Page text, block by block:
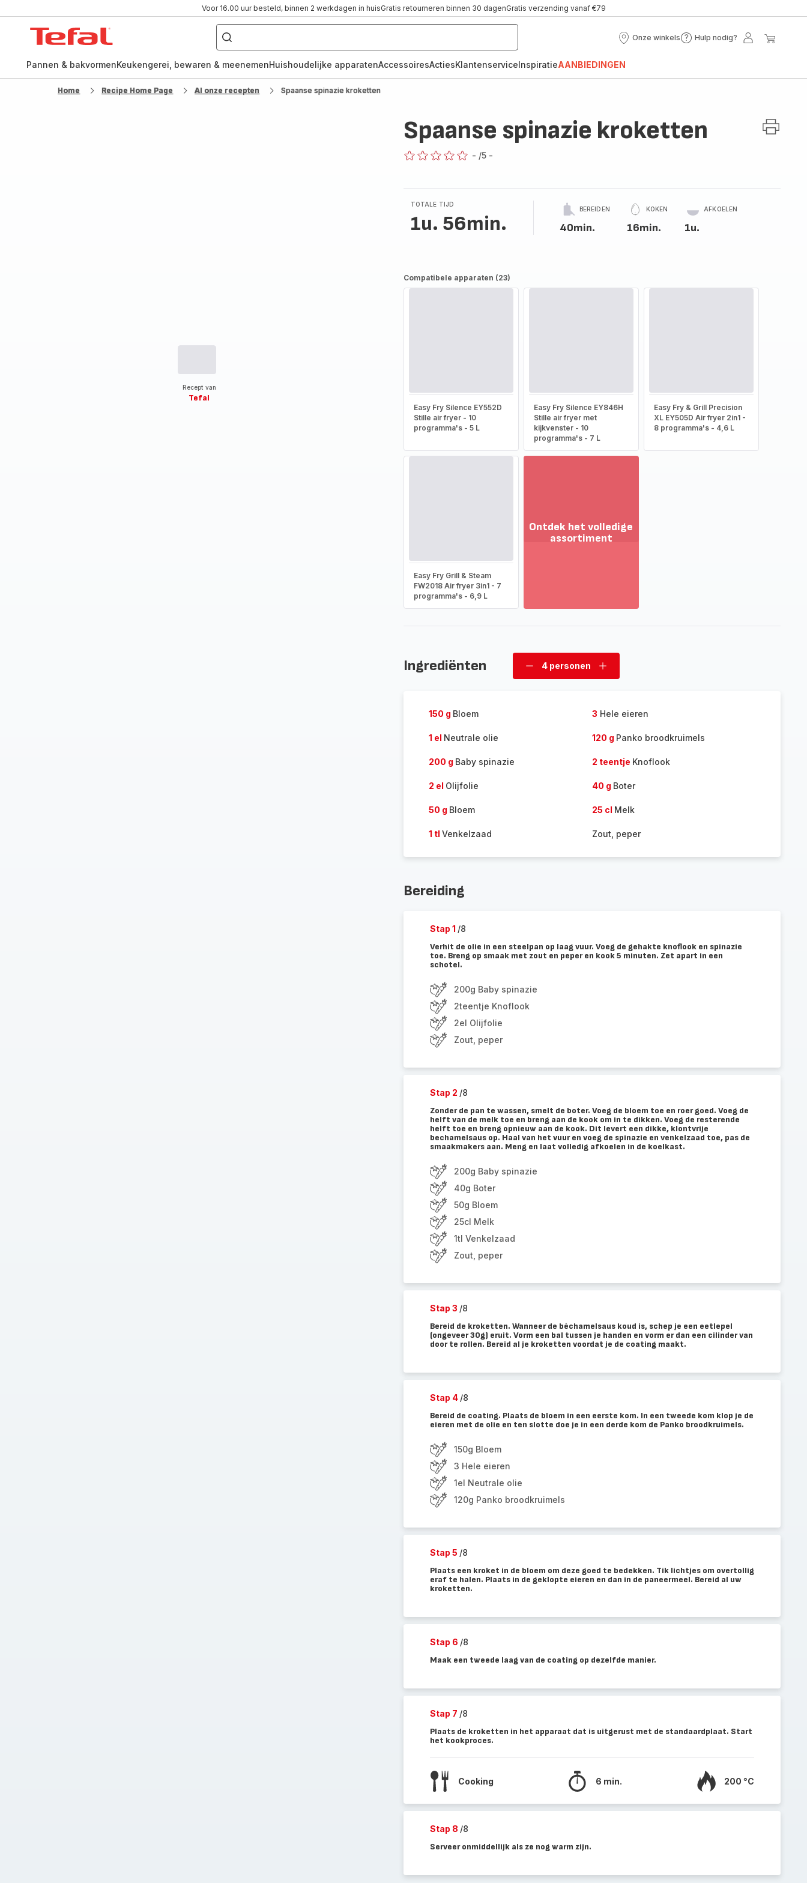
Voor 16.00 uur besteld, binnen 2 werkdagen in huisGratis retourneren binnen 30 dagenGratis verzending vanaf €79
Waar
ben
naar
Onze winkels
Onze
Hulp nodig?
Hulp
Mijn
Pannen & bakvormenKeukengerei, bewaren & meenemenHuishoudelijke apparatenAccessoiresActiesKlantenserviceInspiratieAANBIEDINGEN
Home Recipe Home Page Al onze recepten Spaanse spinazie kroketten
Recept van
Tefal
Spaanse spinazie kroketten
- /5 -
TOTALE TIJD
1u. 56min.
BEREIDEN
40min.
KOKEN
16min.
AFKOELEN
1u.
Compatibele apparaten (23)
Easy Fry Silence EY552D
Stille air fryer - 10
programma's - 5 L
Easy Fry Silence EY846H
Stille air fryer met
kijkvenster - 10
programma's - 7 L
Easy Fry & Grill Precision
XL EY505D Air fryer 2in1 -
8 programma's - 4,6 L
Easy Fry Grill & Steam
FW2018 Air fryer 3in1 - 7
programma's - 6,9 L
Ontdek het volledige
assortiment
volledige
Ingrediënten
Verwijder
4 personen
Voeg
150 g Bloem 3 Hele eieren
1 el Neutrale olie 120 g Panko broodkruimels
200 g Baby spinazie 2 teentje Knoflook
2 el Olijfolie 40 g Boter
50 g Bloem 25 cl Melk
1 tl Venkelzaad Zout, peper
Bereiding
Stap 1 /8
Verhit de olie in een steelpan op laag vuur. Voeg de gehakte knoflook en spinazie
toe. Breng op smaak met zout en peper en kook 5 minuten. Zet apart in een
schotel.
200g Baby spinazie
2teentje Knoflook
2el Olijfolie
Zout, peper
Stap 2 /8
Zonder de pan te wassen, smelt de boter. Voeg de bloem toe en roer goed. Voeg de
helft van de melk toe en breng aan de kook om in te dikken. Voeg de resterende
helft toe en breng opnieuw aan de kook. Dit levert een dikke, klontvrije
bechamelsaus op. Haal van het vuur en voeg de spinazie en venkelzaad toe, pas de
smaakmakers aan. Meng en laat volledig afkoelen in de koelkast.
200g Baby spinazie
40g Boter
50g Bloem
25cl Melk
1tl Venkelzaad
Zout, peper
Stap 3 /8
Bereid de kroketten. Wanneer de béchamelsaus koud is, schep je een eetlepel
(ongeveer 30g) eruit. Vorm een bal tussen je handen en vorm er dan een cilinder van
door te rollen. Bereid al je kroketten voordat je de coating maakt.
Stap 4 /8
Bereid de coating. Plaats de bloem in een eerste kom. In een tweede kom klop je de
eieren met de olie en ten slotte doe je in een derde kom de Panko broodkruimels.
150g Bloem
3 Hele eieren
1el Neutrale olie
120g Panko broodkruimels
Stap 5 /8
Plaats een kroket in de bloem om deze goed te bedekken. Tik lichtjes om overtollig
eraf te halen. Plaats in de geklopte eieren en dan in de paneermeel. Bereid al uw
kroketten.
Stap 6 /8
Maak een tweede laag van de coating op dezelfde manier.
Stap 7 /8
Plaats de kroketten in het apparaat dat is uitgerust met de standaardplaat. Start
het kookproces.
Cooking 6 min. 200 °C
Stap 8 /8
Serveer onmiddellijk als ze nog warm zijn.